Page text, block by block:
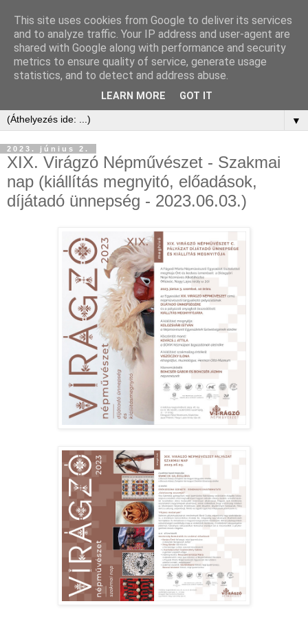
▼
2023. június 2.
XIX. Virágzó Népművészet - Szakmai
nap (kiállítás megnyitó, előadások,
díjátadó ünnepség - 2023.06.03.)
This site uses cookies from Google to deliver its services
and to analyze traffic. Your IP address and user-agent are
shared with Google along with performance and security
metrics to ensure quality of service, generate usage
statistics, and to detect and address abuse.
LEARN MORE GOT IT